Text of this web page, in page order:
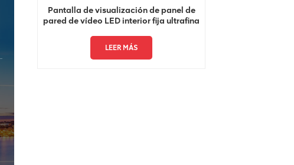
Pantalla de visualización de panel de
pared de vídeo LED interior fija ultrafina
LEER MÁS